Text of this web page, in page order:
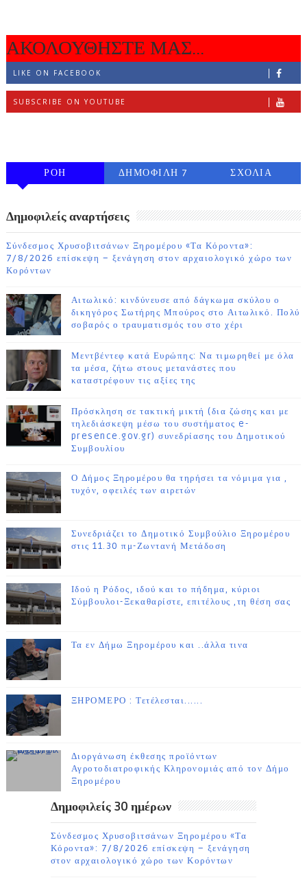
ΑΚΟΛΟΥΘΗΣΤΕ ΜΑΣ...
LIKE ON FACEBOOK
SUBSCRIBE ON YOUTUBE
ΡΟΗ
ΔΗΜΟΦΙΛΗ 7
ΣΧΟΛΙΑ
Δημοφιλείς αναρτήσεις
Σύνδεσμος Χρυσοβιτσάνων Ξηρομέρου «Τα Κόροντα»:
7/8/2026 επίσκεψη – ξενάγηση στον αρχαιολογικό χώρο των
Κορόντων
Αιτωλικό: κινδύνευσε από δάγκωμα σκύλου ο
δικηγόρος Σωτήρης Μπούρος στο Αιτωλικό. Πολύ
σοβαρός ο τραυματισμός του στο χέρι
Μεντβέντεφ κατά Ευρώπης: Να τιμωρηθεί με όλα
τα μέσα, ζήτω στους μετανάστες που
καταστρέφουν τις αξίες της
Πρόσκληση σε τακτική μικτή (δια ζώσης και με
τηλεδιάσκεψη μέσω του συστήματος e-
presence.gov.gr) συνεδρίασης του Δημοτικού
Συμβουλίου
Ο Δήμος Ξηρομέρου θα τηρήσει τα νόμιμα για ,
τυχόν, οφειλές των αιρετών
Συνεδριάζει το Δημοτικό Συμβούλιο Ξηρομέρου
στις 11.30 πμ-Ζωντανή Μετάδοση
Ιδού η Ρόδος, ιδού και το πήδημα, κύριοι
Σύμβουλοι-Ξεκαθαρίστε, επιτέλους ,τη θέση σας
Τα εν Δήμω Ξηρομέρου και ..άλλα τινα
ΞΗΡΟΜΕΡΟ : Τετέλεσται......
Διοργάνωση έκθεσης προϊόντων
Αγροτοδιατροφικής Κληρονομιάς από τον Δήμο
Ξηρομέρου
Δημοφιλείς 30 ημέρων
Σύνδεσμος Χρυσοβιτσάνων Ξηρομέρου «Τα
Κόροντα»: 7/8/2026 επίσκεψη – ξενάγηση
στον αρχαιολογικό χώρο των Κορόντων